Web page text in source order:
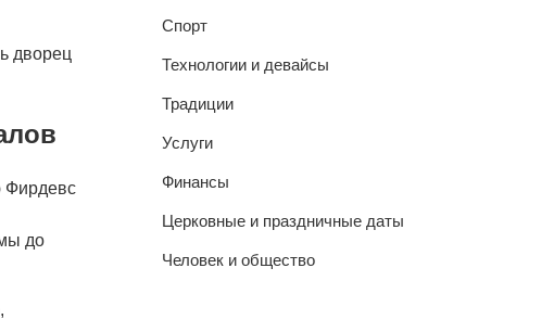
дворец
Фирдевс
до
Спорт
Технологии и девайсы
Традиции
Услуги
Финансы
Церковные и праздничные даты
Человек и общество